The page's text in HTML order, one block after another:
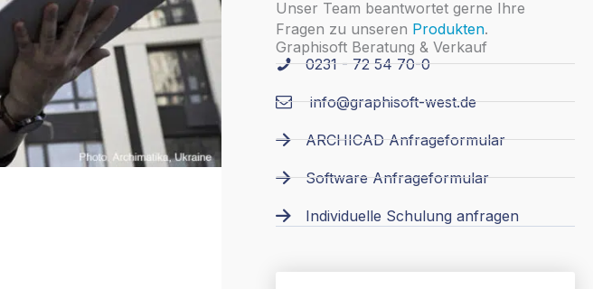
Unser Team beantwortet gerne Ihre
Fragen zu unseren Produkten.
Graphisoft Beratung & Verkauf
0231 - 72 54 70-0
info@graphisoft-west.de
ARCHICAD Anfrageformular
Software Anfrageformular
Individuelle Schulung anfragen